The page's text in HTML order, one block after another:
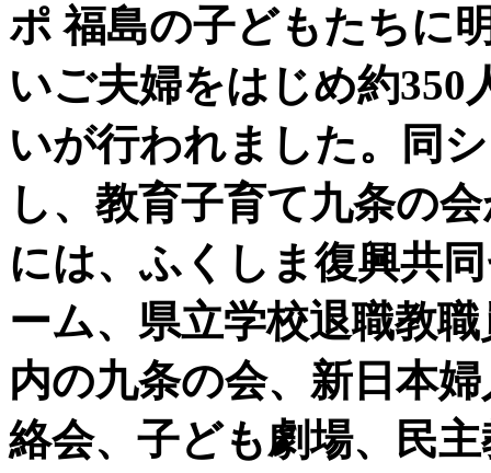
ポ 福島の子どもたちに
いご夫婦をはじめ約350
いが行われました。同
し、教育子育て九条の
には、ふくしま復興共
ーム、県立学校退職教
内の九条の会、新日本
絡会、子ども劇場、民